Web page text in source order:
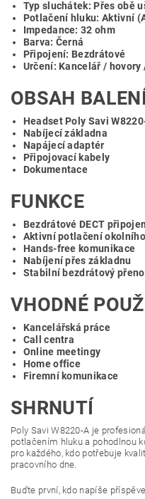
Typ sluchátek: Přes obě
Potlačení hluku: Aktivní
Impedance: 32 ohm
Barva: Černá
Připojení: Bezdrátové
Určení: Kancelář /
OBSAH BALENÍ
Headset Poly Savi
Nabíjecí základna
Napájecí adaptér
Připojovací kabely
Dokumentace
FUNKCE
Bezdrátové DECT
Aktivní potlačení
Hands-free komunikace
Nabíjení přes základnu
Stabilní bezdrátový
VHODNÉ
Kancelářská práce
Call centra
Online meetingy
Home office
Firemní komunikace
SHRNUTÍ
Poly Savi W8220-A je
potlačením hluku a pohodlnou
pro každého, kdo potřebuje
pracovního dne.
Buďte první, kdo napíše